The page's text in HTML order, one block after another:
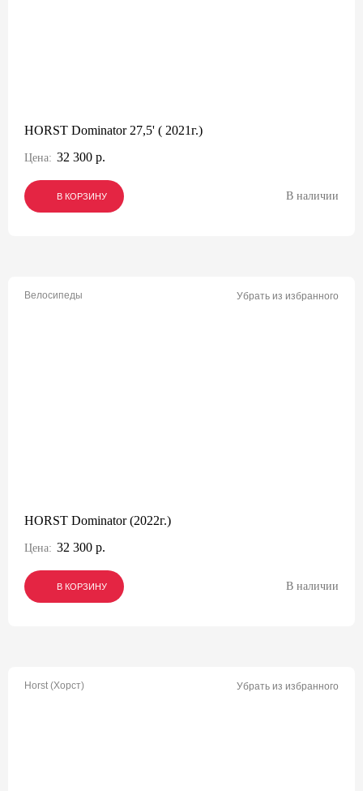
HORST Dominator 27,5' ( 2021г.)
Цена: 32 300 р.
В КОРЗИНУ
В КОРЗИНУ
В КОРЗИНУ В наличии
Велосипеды Убрать из избранного
HORST Dominator (2022г.)
Цена: 32 300 р.
В КОРЗИНУ
В КОРЗИНУ
В КОРЗИНУ В наличии
Horst (Хорст) Убрать из избранного